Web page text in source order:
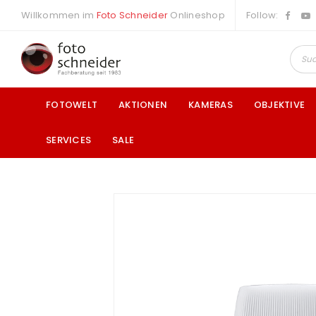
Willkommen im Foto Schneider Onlineshop Follow:
FOTOWELT AKTIONEN KAMERAS OBJEKTIVE
SERVICES SALE